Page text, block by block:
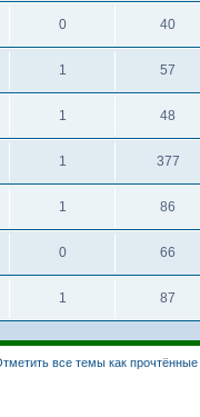
0 40
1 57
1 48
1 377
1 86
0 66
1 87
все темы как прочтённые